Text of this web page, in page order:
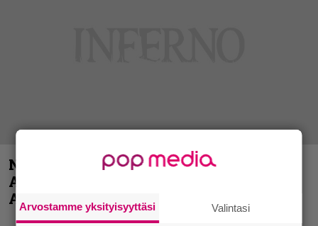
Näin lähtee Ghostin Tobias Forgelta
Accept – menossa mukana myös
Anthrax- ja Korn-miehistöä
Arvostamme yksityisyyttäsi Valintasi